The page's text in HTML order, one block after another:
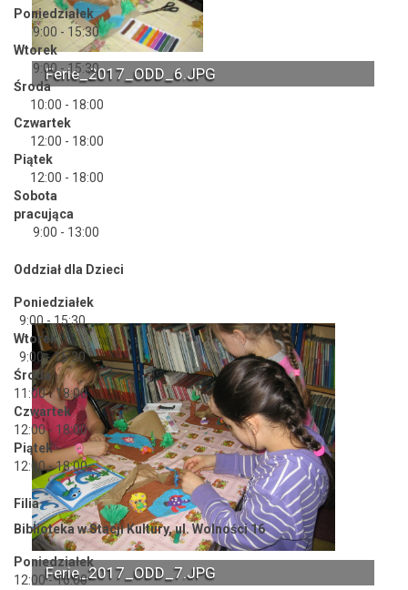
Ferie_2017_ODD_6.JPG
Ferie_2017_ODD_7.JPG
Poniedziałek
9:00 - 15:30
Wtorek
9:00 - 15:30
Środa
10:00 - 18:00
Czwartek
12:00 - 18:00
Piątek
12:00 - 18:00
Sobota
pracująca
9:00 - 13:00
Oddział dla Dzieci
Poniedziałek
9:00 - 15:30
Wtorek
9:00 - 15:30
Środa
11:00 - 18:00
Czwartek
12:00 - 18:00
Piątek
12:00 - 18:00
Filia
Biblioteka w Stacji Kultury, ul. Wolności 16
Poniedziałek
12:00 - 16:00